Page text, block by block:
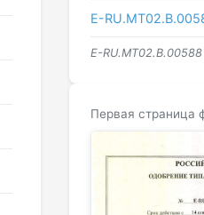
E-
E-
Первая страница